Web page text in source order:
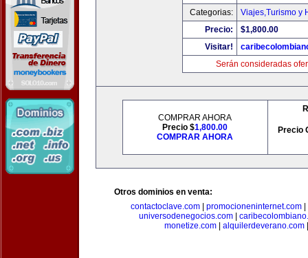
Categorias:
Viajes,Turismo y
Precio:
$1,800.00
Visitar!
Serán consideradas
COMPRAR AHORA
Precio $1,800.00
COMPRAR AHORA
Precio
Otros dominios en venta:
contactoclave.com| promocioneninternet.com|
universodenegocios.com|
monetize.com
alquilerdeverano.com